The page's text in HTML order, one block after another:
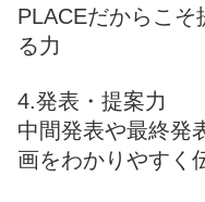
PLACEだからこ
る力
4.発表・提案力
中間発表や最終発
画をわかりやすく